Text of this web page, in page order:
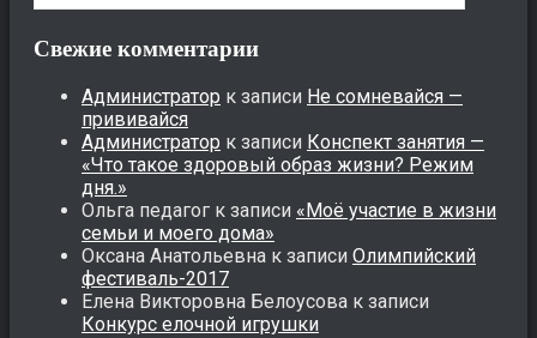
Свежие комментарии
Администратор к записи Не сомневайся —
прививайся
Администратор к записи Конспект занятия —
«Что такое здоровый образ жизни? Режим
дня.»
Ольга педагог к записи «Моё участие в жизни
семьи и моего дома»
Оксана Анатольевна к записи Олимпийский
фестиваль-2017
Елена Викторовна Белоусова к записи
Конкурс елочной игрушки